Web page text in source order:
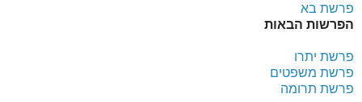
פרשת בא
הפרשות הבאות
פרשת יתרו
פרשת משפטים
פרשת תרומה